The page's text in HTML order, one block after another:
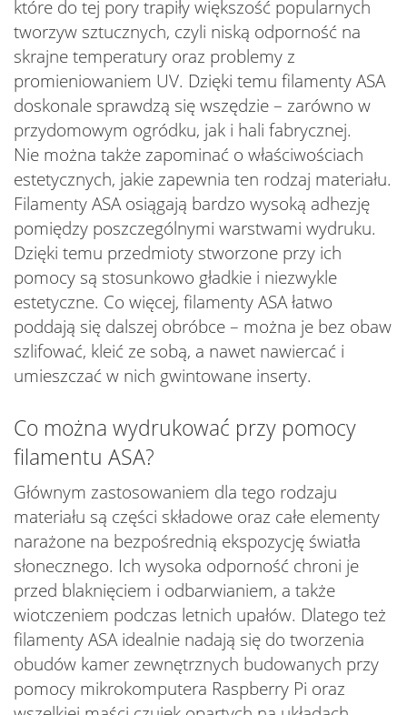
które do tej pory trapiły większość popularnych
tworzyw sztucznych, czyli niską odporność na
skrajne temperatury oraz problemy z
promieniowaniem UV. Dzięki temu filamenty ASA
doskonale sprawdzą się wszędzie – zarówno w
przydomowym ogródku, jak i hali fabrycznej.
Nie można także zapominać o właściwościach
estetycznych, jakie zapewnia ten rodzaj materiału.
Filamenty ASA osiągają bardzo wysoką adhezję
pomiędzy poszczególnymi warstwami wydruku.
Dzięki temu przedmioty stworzone przy ich
pomocy są stosunkowo gładkie i niezwykle
estetyczne. Co więcej, filamenty ASA łatwo
poddają się dalszej obróbce – można je bez obaw
szlifować, kleić ze sobą, a nawet nawiercać i
umieszczać w nich gwintowane inserty.
Co można wydrukować przy pomocy
filamentu ASA?
Głównym zastosowaniem dla tego rodzaju
materiału są części składowe oraz całe elementy
narażone na bezpośrednią ekspozycję światła
słonecznego. Ich wysoka odporność chroni je
przed blaknięciem i odbarwianiem, a także
wiotczeniem podczas letnich upałów. Dlatego też
filamenty ASA idealnie nadają się do tworzenia
obudów kamer zewnętrznych budowanych przy
pomocy mikrokomputera Raspberry Pi oraz